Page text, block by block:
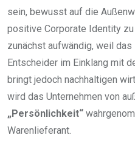
sein, bewusst auf die
positive Corporate Identity
zunächst aufwändig, weil
Entscheider im Einklang mit
bringt jedoch nachhaltigen
wird das Unternehmen von
„Persönlichkeit“
Warenlieferant.